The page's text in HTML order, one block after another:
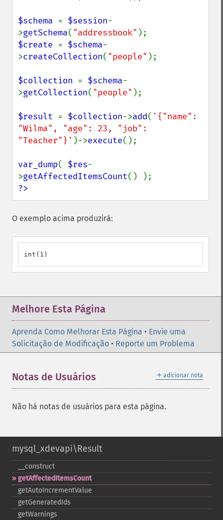
$schema = $session-
>getSchema( "addressbook"
$create = $schema-
>createCollection( "people" );
$collection = $schema-
>getCollection( "people" );
$result = $collection->add( '{"name":
"Wilma", "age": 23, "job":
"Teacher"}' )->execute();
var_dump( $res-
>getAffectedItemsCount
?>
O exemplo acima produzirá:
int(1)
Melhore Esta Página
Aprenda Como Melhorar Esta Página • Envie uma
Solicitação de Modificação • Reporte um Problema
＋ adicionar nota
Notas de Usuários
Não há notas de usuários para esta página.
mysql_xdevapi\Result
_​_​construct
getAffectedItemsCount
getAutoIncrementValue
getGeneratedIds
getWarnings